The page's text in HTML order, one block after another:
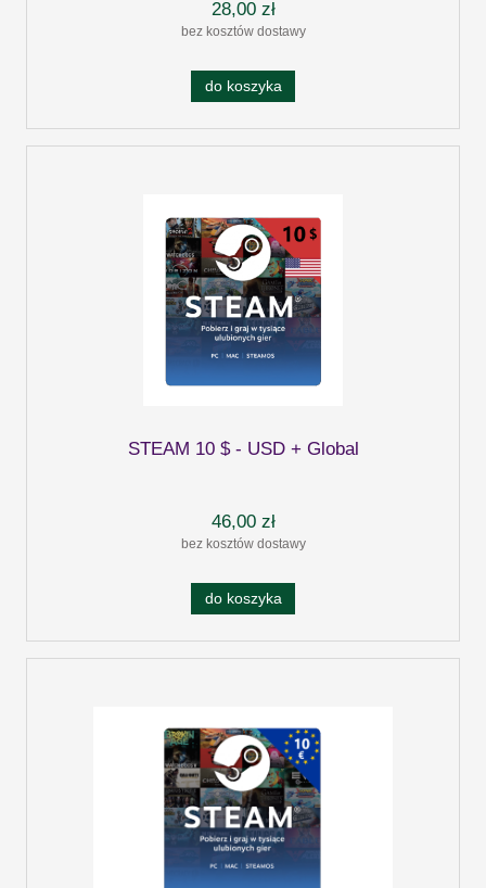
28,00 zł
bez kosztów dostawy
do koszyka
STEAM 10 $ - USD + Global
46,00 zł
bez kosztów dostawy
do koszyka